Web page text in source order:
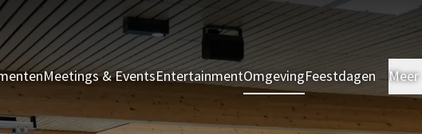
Meetings & EventsEntertainmentOmgevingFeestdagen Meer